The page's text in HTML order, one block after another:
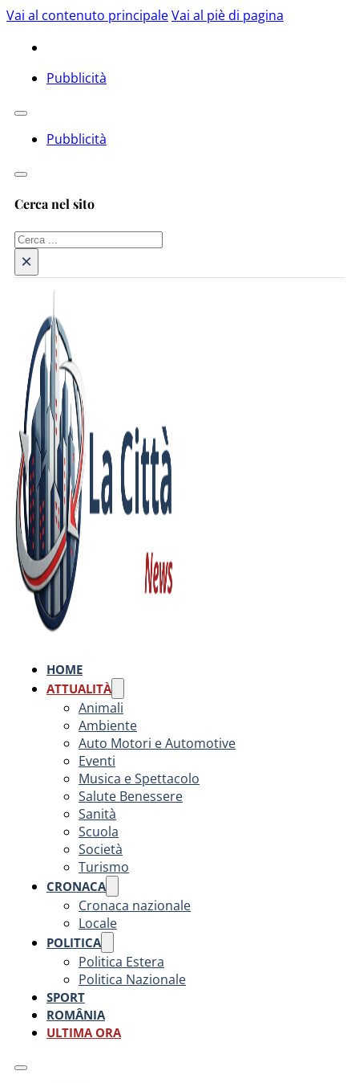
Vai al contenuto principaleVai al piè di pagina
Pubblicità
Pubblicità
Cerca nel sito
Cerca
×
HOME
ATTUALITÀ
Animali
Ambiente
Auto Motori e Automotive
Eventi
Musica e Spettacolo
Salute Benessere
Sanità
Scuola
Società
Turismo
CRONACA
Cronaca nazionale
Locale
POLITICA
Politica Estera
Politica Nazionale
SPORT
ROMÂNIA
ULTIMA ORA